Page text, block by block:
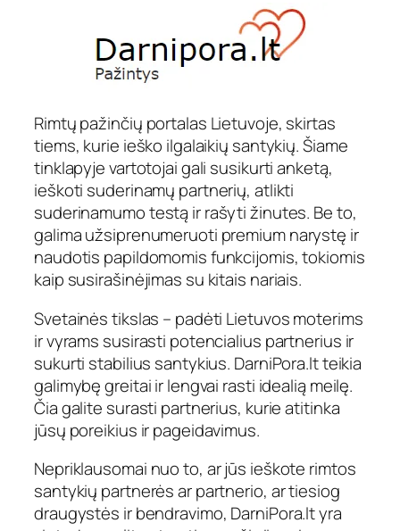
Rimtų pažinčių portalas Lietuvoje, skirtas
tiems, kurie ieško ilgalaikių santykių. Šiame
tinklapyje vartotojai gali susikurti anketą,
ieškoti suderinamų partnerių, atlikti
suderinamumo testą ir rašyti žinutes. Be to,
galima užsiprenumeruoti premium narystę ir
naudotis papildomomis funkcijomis, tokiomis
kaip susirašinėjimas su kitais nariais.
Svetainės tikslas – padėti Lietuvos moterims
ir vyrams susirasti potencialius partnerius ir
sukurti stabilius santykius. DarniPora.lt teikia
galimybę greitai ir lengvai rasti idealią meilę.
Čia galite surasti partnerius, kurie atitinka
jūsų poreikius ir pageidavimus.
Nepriklausomai nuo to, ar jūs ieškote rimtos
santykių partnerės ar partnerio, ar tiesiog
draugystės ir bendravimo, DarniPora.lt yra